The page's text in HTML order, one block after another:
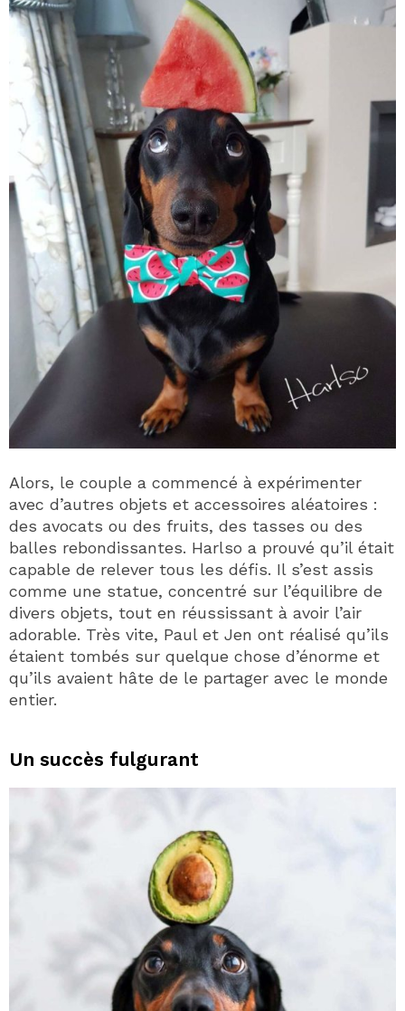
Alors, le couple a commencé à expérimenter
avec d’autres objets et accessoires aléatoires :
des avocats ou des fruits, des tasses ou des
balles rebondissantes. Harlso a prouvé qu’il était
capable de relever tous les défis. Il s’est assis
comme une statue, concentré sur l’équilibre de
divers objets, tout en réussissant à avoir l’air
adorable. Très vite, Paul et Jen ont réalisé qu’ils
étaient tombés sur quelque chose d’énorme et
qu’ils avaient hâte de le partager avec le monde
entier.
Un succès fulgurant